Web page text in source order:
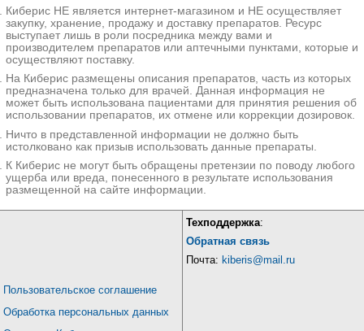
Киберис НЕ является интернет-магазином и НЕ осуществляет
закупку, хранение, продажу и доставку препаратов. Ресурс
выступает лишь в роли посредника между вами и
производителем препаратов или аптечными пунктами, которые и
осуществляют поставку.
На Киберис размещены описания препаратов, часть из которых
предназначена только для врачей. Данная информация не
может быть использована пациентами для принятия решения об
использовании препаратов, их отмене или коррекции дозировок.
Ничто в представленной информации не должно быть
истолковано как призыв использовать данные препараты.
К Киберис не могут быть обращены претензии по поводу любого
ущерба или вреда, понесенного в результате использования
размещенной на сайте информации.
Пользовательское соглашение
Обработка персональных данных
Техподдержка:
Обратная связь
Почта: kiberis@mail.ru